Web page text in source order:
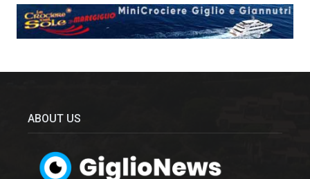
ABOUT US